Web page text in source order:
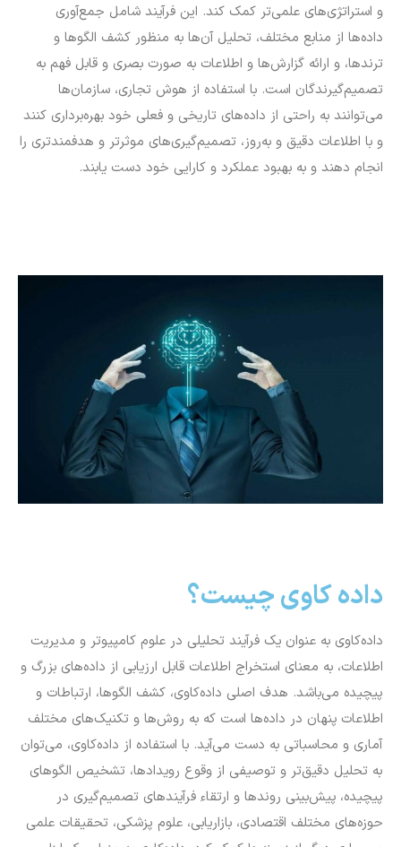
و استراتژی‌های علمی‌تر کمک کند. این فرآیند شامل جمع‌آوری
داده‌ها از منابع مختلف، تحلیل آن‌ها به منظور کشف الگو‌ها و
ترند‌ها، و ارائه گزارش‌ها و اطلاعات به صورت بصری و قابل فهم به
تصمیم‌گیرندگان است. با استفاده از هوش تجاری، سازمان‌ها
می‌توانند به راحتی از داده‌های تاریخی و فعلی خود بهره‌برداری کنند
و با اطلاعات دقیق و به‌روز، تصمیم‌گیری‌های موثرتر و هدفمندتری را
انجام دهند و به بهبود عملکرد و کارایی خود دست یابند.
داده کاوی چیست؟
داده‌کاوی به عنوان یک فرآیند تحلیلی در علوم کامپیوتر و مدیریت
اطلاعات، به معنای استخراج اطلاعات قابل ارزیابی از داده‌های بزرگ و
پیچیده می‌باشد. هدف اصلی داده‌کاوی، کشف الگو‌ها، ارتباطات و
اطلاعات پنهان در داده‌ها است که به روش‌ها و تکنیک‌های مختلف
آماری و محاسباتی به دست می‌آید. با استفاده از داده‌کاوی، می‌توان
به تحلیل دقیق‌تر و توصیفی از وقوع رویداد‌ها، تشخیص الگو‌های
پیچیده، پیش‌بینی روند‌ها و ارتقاء فرآیند‌های تصمیم‌گیری در
حوزه‌های مختلف اقتصادی، بازاریابی، علوم پزشکی، تحقیقات علمی